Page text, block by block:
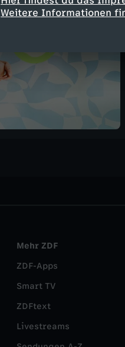
Weitere Informationen
Mehr ZDF
ZDF-Apps
Smart TV
ZDFtext
Livestreams